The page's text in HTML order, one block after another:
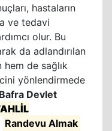
hastaların
ve tedavi
olur. Bu
da adlandırılan
hem de sağlık
yönlendirmede
Devlet
Randevu Almak